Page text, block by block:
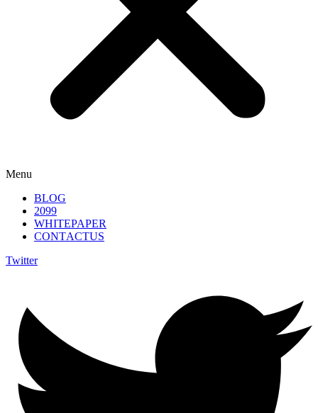
Menu
BLOG
2099
WHITEPAPER
CONTACTUS
Twitter